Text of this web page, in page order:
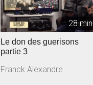
28 min
Le don des guerisons
partie 3
Franck Alexandre